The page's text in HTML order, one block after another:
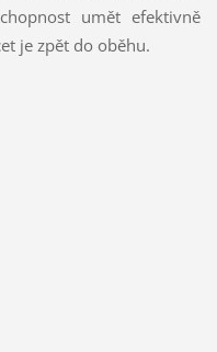
umět efektivně
je zpět do oběhu.